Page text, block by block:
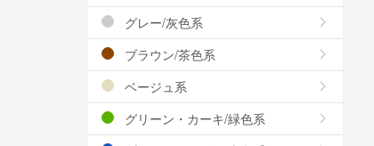
グレー/灰色系
ブラウン/茶色系
ベージュ系
グリーン・カーキ/緑色系